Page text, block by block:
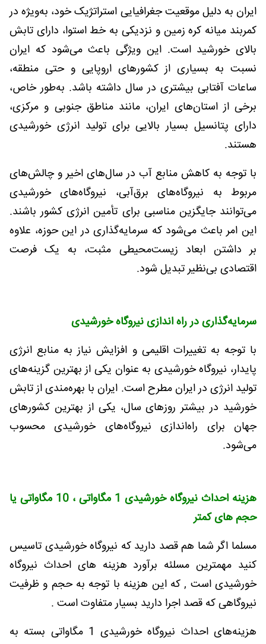
ایران به دلیل موقعیت جغرافیایی استراتژیک خود، به‌ویژه در
کمربند میانه کره زمین و نزدیکی به خط استوا، دارای تابش
بالای خورشید است. این ویژگی باعث می‌شود که ایران
نسبت به بسیاری از کشورهای اروپایی و حتی منطقه،
ساعات آفتابی بیشتری در سال داشته باشد. به‌طور خاص،
برخی از استان‌های ایران، مانند مناطق جنوبی و مرکزی،
دارای پتانسیل بسیار بالایی برای تولید انرژی خورشیدی
هستند.
با توجه به کاهش منابع آب در سال‌های اخیر و چالش‌های
مربوط به نیروگاه‌های برق‌آبی، نیروگاه‌های خورشیدی
می‌توانند جایگزین مناسبی برای تأمین انرژی کشور باشند.
این امر باعث می‌شود که سرمایه‌گذاری در این حوزه، علاوه
بر داشتن ابعاد زیست‌محیطی مثبت، به یک فرصت
اقتصادی بی‌نظیر تبدیل شود.
سرمایه‌گذاری در راه اندازی نیروگاه خورشیدی
با توجه به تغییرات اقلیمی و افزایش نیاز به منابع انرژی
پایدار، نیروگاه خورشیدی به عنوان یکی از بهترین گزینه‌های
تولید انرژی در ایران مطرح است. ایران با بهره‌مندی از تابش
خورشید در بیشتر روزهای سال، یکی از بهترین کشورهای
جهان برای راه‌اندازی نیروگاه‌های خورشیدی محسوب
می‌شود.
هزینه احداث نیروگاه خورشیدی 1 مگاواتی ، 10 مگاواتی یا
حجم های کمتر
مسلما اگر شما هم قصد دارید که نیروگاه خورشیدی تاسیس
کنید مهمترین مسلئه برآورد هزینه های احداث نیروگاه
خورشیدی است , که این هزینه با توجه به حجم و ظرفیت
نیروگاهی که قصد اجرا دارید بسیار متفاوت است .
هزینه‌های احداث نیروگاه خورشیدی 1 مگاواتی بسته به